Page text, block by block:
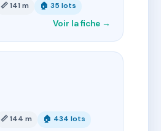
📏 141 m 🏠 35 lots
Voir la fiche →
📏 144 m 🏠 434 lots